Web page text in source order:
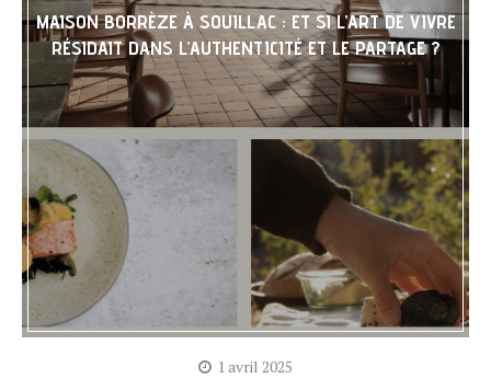
MAISON BORRÈZE À SOUILLAC : ET SI L’ART DE VIVRE
RÉSIDAIT DANS L’AUTHENTICITÉ ET LE PARTAGE ?
1 avril 2025